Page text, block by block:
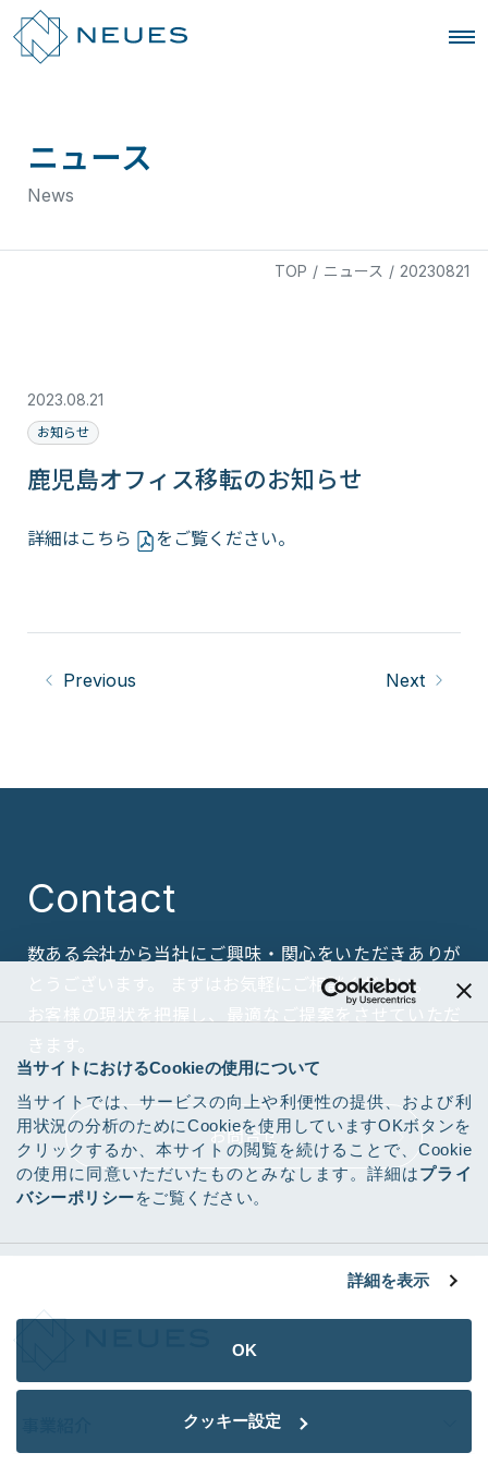
当サイトにおけるCookieの使用について
当サイトでは、サービスの向上や利便性の提供、および利
用状況の分析のためにCookieを使用していますOKボタンを
クリックするか、本サイトの閲覧を続けることで、Cookie
の使用に同意いただいたものとみなします。詳細はプライ
バシーポリシーをご覧ください。
詳細を表示
OK
クッキー設定
ニュース
News
TOP / ニュース / 20230821
2023.08.21
お知らせ
鹿児島オフィス移転のお知らせ
詳細は こちら をご覧ください。
Previous Next
Contact
数ある会社から当社にご興味・関心をいただきありが
まずはお気軽にご相談ください。
お問合せ